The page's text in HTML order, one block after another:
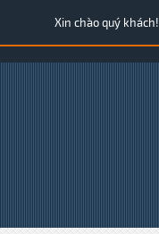
Xin chào quý khách!